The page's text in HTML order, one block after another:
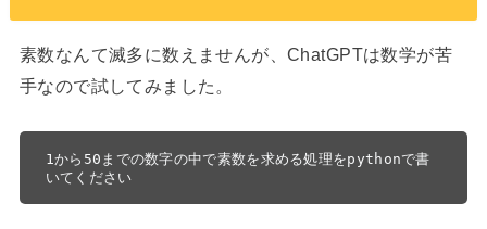
素数なんて滅多に数えませんが、ChatGPTは数学が苦
手なので試してみました。
1から50までの数字の中で素数を求める処理をpythonで書
いてください